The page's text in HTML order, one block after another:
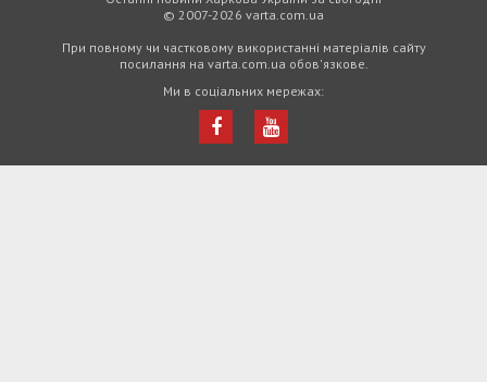
© 2007-2026 varta.com.ua
При повному чи частковому використанні матеріалів сайту
посилання на varta.com.ua обов'язкове.
Ми в соціальних мережах: